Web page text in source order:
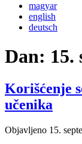
magyar
english
deutsch
Dan: 15.
Korišćenje
učenika
Objavljeno 15.